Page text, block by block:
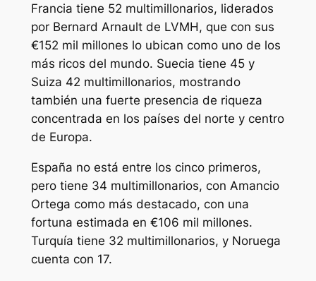
Francia tiene 52 multimillonarios, liderados
por Bernard Arnault de LVMH, que con sus
€152 mil millones lo ubican como uno de los
más ricos del mundo. Suecia tiene 45 y
Suiza 42 multimillonarios, mostrando
también una fuerte presencia de riqueza
concentrada en los países del norte y centro
de Europa.
España no está entre los cinco primeros,
pero tiene 34 multimillonarios, con Amancio
Ortega como más destacado, con una
fortuna estimada en €106 mil millones.
Turquía tiene 32 multimillonarios, y Noruega
cuenta con 17.